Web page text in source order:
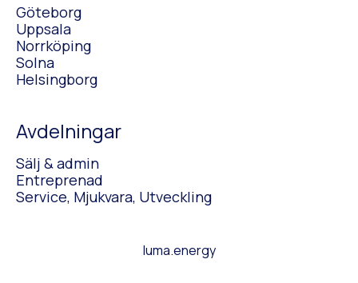
Göteborg
Uppsala
Norrköping
Solna
Helsingborg
Avdelningar
Sälj & admin
Entreprenad
Service, Mjukvara, Utveckling
luma.energy